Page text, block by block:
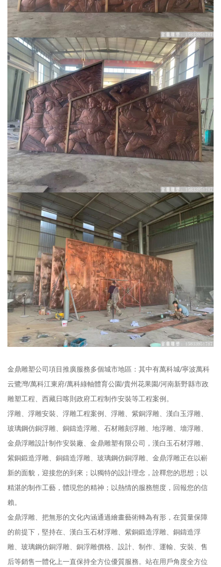
金鼎雕塑公司項目推廣服務多個城市地區：其中有萬科城/寧波萬科
云鷺灣/萬科江東府/萬科綠軸體育公園/貴州花果園/河南新野縣市政
雕塑工程、西藏日喀則政府工程制作安裝等工程案例。
浮雕、浮雕安裝、浮雕工程案例、浮雕、紫銅浮雕、漢白玉浮雕、
玻璃鋼仿銅浮雕、銅鑄造浮雕、石材雕刻浮雕、地浮雕、墻浮雕、
金鼎浮雕設計制作安裝廠、金鼎雕塑有限公司，漢白玉石材浮雕、
紫銅鍛造浮雕、銅鑄造浮雕、玻璃鋼仿銅浮雕、金鼎浮雕正在以嶄
新的面貌，迎接您的到來；以獨特的設計理念，詮釋您的思想；以
精湛的制作工藝，體現您的精神；以熱情的服務態度，回報您的信
賴。
金鼎浮雕、把無形的文化內涵通過繪畫藝術轉為有形，在質量保障
的前提下，堅持在、漢白玉石材浮雕、紫銅鍛造浮雕、銅鑄造浮
雕、玻璃鋼仿銅浮雕、銅浮雕價格、設計、制作、運輸、安裝、售
后等銷售一體化上一直保持全方位優質服務。站在用戶角度全方位